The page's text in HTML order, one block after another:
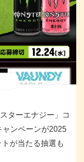
ターエナジー」コ
ャンペーンが2025
が当たる抽選も